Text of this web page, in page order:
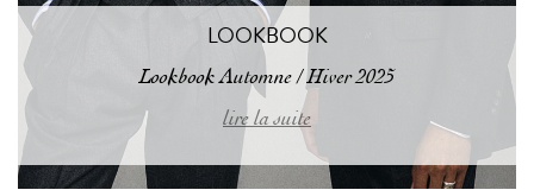
LOOKBOOK
Lookbook Automne / Hiver 2025
lire la suite